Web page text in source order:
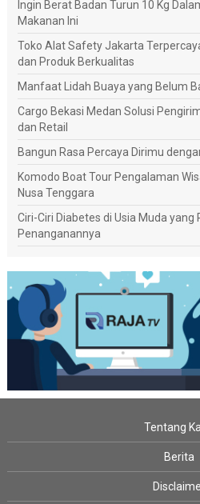
Ingin Berat Badan Turun 10 Kg
Makanan Ini
Toko Alat Safety Jakarta
dan Produk Berkualitas
Manfaat Lidah Buaya yang Belum
Cargo Bekasi Medan Solusi
dan Retail
Bangun Rasa Percaya Dirimu
Komodo Boat Tour Pengalaman
Nusa Tenggara
Ciri-Ciri Diabetes di Usia Muda yang
Penanganannya
Tentang
Berita